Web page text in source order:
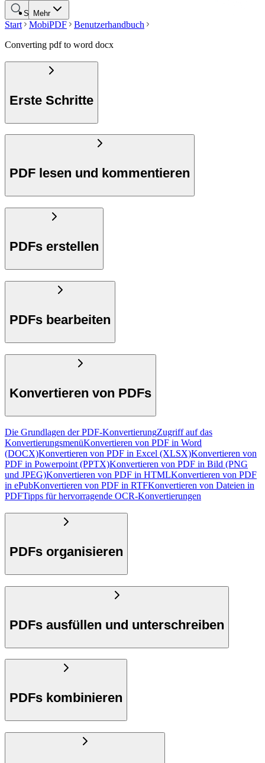
Mehr
Suche
Start MobiPDF
Benutzerhandbuch
Converting pdf to word docx
Erste Schritte
PDF lesen und kommentieren
PDFs erstellen
PDFs bearbeiten
Konvertieren von PDFs
Die Grundlagen der PDF-KonvertierungZugriff auf das
KonvertierungsmenüKonvertieren von PDF in Word
(DOCX)Konvertieren von PDF in Excel (XLSX)Konvertieren von
PDF in Powerpoint (PPTX)Konvertieren von PDF in Bild (PNG
und JPEG)Konvertieren von PDF in HTMLKonvertieren von PDF
in ePubKonvertieren von PDF in RTFKonvertieren von Dateien in
PDFTipps für hervorragende OCR-Konvertierungen
PDFs organisieren
PDFs ausfüllen und unterschreiben
PDFs kombinieren